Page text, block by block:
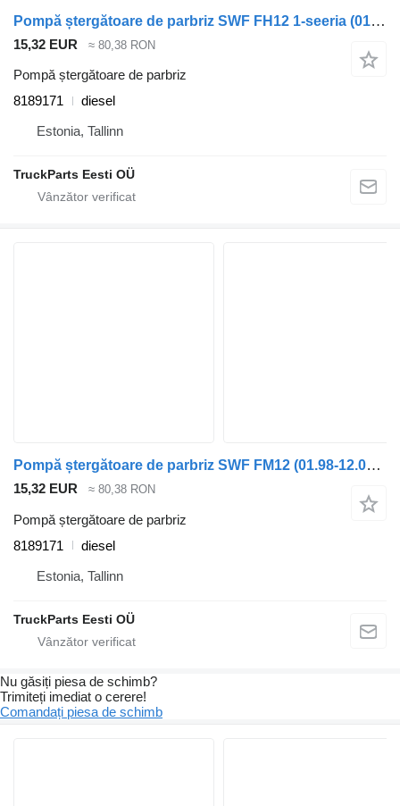
Pompă ștergătoare de parbriz SWF FH12 1-seeria (01.93-12.02) 8189171 pentru cap tractor Volvo FH12, FH16, NH12, FH, VNL780 (1993-2014)
15,32 EUR ≈ 80,38 RON
Pompă ștergătoare de parbriz
8189171
diesel
Estonia, Tallinn
TruckParts Eesti OÜ
Pompă ștergătoare de parbriz SWF FM12 (01.98-12.05) 8189171 pentru cap tractor Volvo FM7-FM12, FM, FMX (1998-2014)
15,32 EUR ≈ 80,38 RON
Pompă ștergătoare de parbriz
8189171
diesel
Estonia, Tallinn
TruckParts Eesti OÜ
Nu găsiți piesa de schimb?
Trimiteți imediat o cerere!
Comandați piesa de schimb